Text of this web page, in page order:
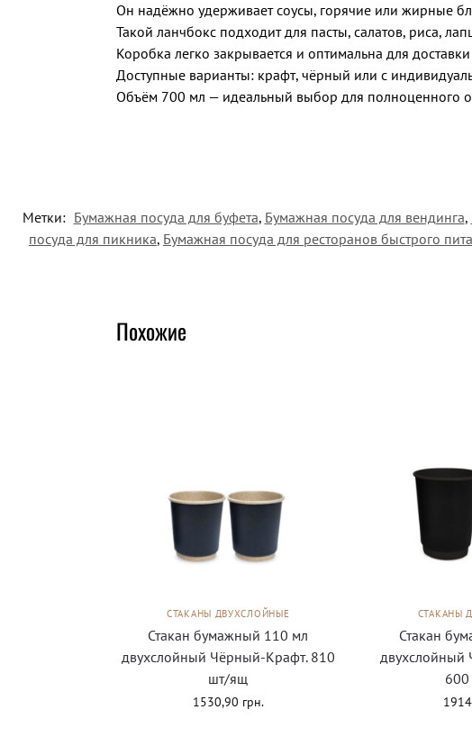
Он надёжно удерживает соусы, горячие или жирные
Такой ланчбокс подходит для пасты, салатов, риса,
Коробка легко закрывается и оптимальна для
Доступные варианты: крафт, чёрный или с
Объём 700 мл — идеальный выбор для полноценного
Метки: Бумажная посуда для буфета, Бумажная посуда для вендинга,
посуда для пикника, Бумажная посуда для ресторанов быстрого
Похожие
СТАКАНЫ ДВУХСЛОЙНЫЕ
Стакан бумажный 110 мл
двухслойный Чёрный-Крафт. 810
шт/ящ
1530,90 грн.
СТАКАНЫ
Стакан